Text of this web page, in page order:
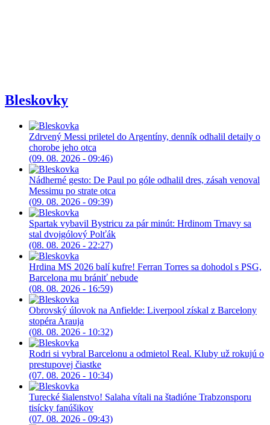
Bleskovky
Zdrvený Messi priletel do Argentíny, denník odhalil detaily o
chorobe jeho otca
(09. 08. 2026 - 09:46)
Nádherné gesto: De Paul po góle odhalil dres, zásah venoval
Messimu po strate otca
(09. 08. 2026 - 09:39)
Spartak vybavil Bystricu za pár minút: Hrdinom Trnavy sa
stal dvojgólový Polťák
(08. 08. 2026 - 22:27)
Hrdina MS 2026 balí kufre! Ferran Torres sa dohodol s PSG,
Barcelona mu brániť nebude
(08. 08. 2026 - 16:59)
Obrovský úlovok na Anfielde: Liverpool získal z Barcelony
stopéra Arauja
(08. 08. 2026 - 10:32)
Rodri si vybral Barcelonu a odmietol Real. Kluby už rokujú o
prestupovej čiastke
(07. 08. 2026 - 10:34)
Turecké šialenstvo! Salaha vítali na štadióne Trabzonsporu
tisícky fanúšikov
(07. 08. 2026 - 09:43)